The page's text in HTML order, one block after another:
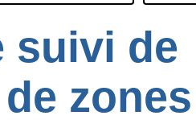
suivi de
zones